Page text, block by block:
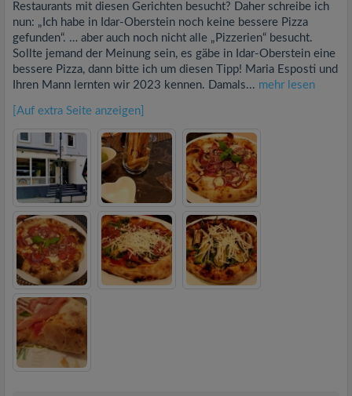
Restaurants mit diesen Gerichten besucht? Daher schreibe ich
nun: „Ich habe in Idar-Oberstein noch keine bessere Pizza
gefunden“. … aber auch noch nicht alle „Pizzerien“ besucht.
Sollte jemand der Meinung sein, es gäbe in Idar-Oberstein eine
bessere Pizza, dann bitte ich um diesen Tipp! Maria Esposti und
Ihren Mann lernten wir 2023 kennen. Damals... mehr lesen
[Auf extra Seite anzeigen]